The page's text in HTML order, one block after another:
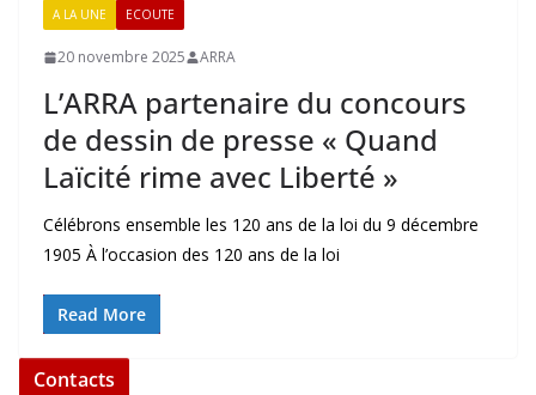
A LA UNE ECOUTE
20 novembre 2025 ARRA
L’ARRA partenaire du concours
de dessin de presse « Quand
Laïcité rime avec Liberté »
Célébrons ensemble les 120 ans de la loi du 9 décembre
1905 À l’occasion des 120 ans de la loi
Read More
Contacts